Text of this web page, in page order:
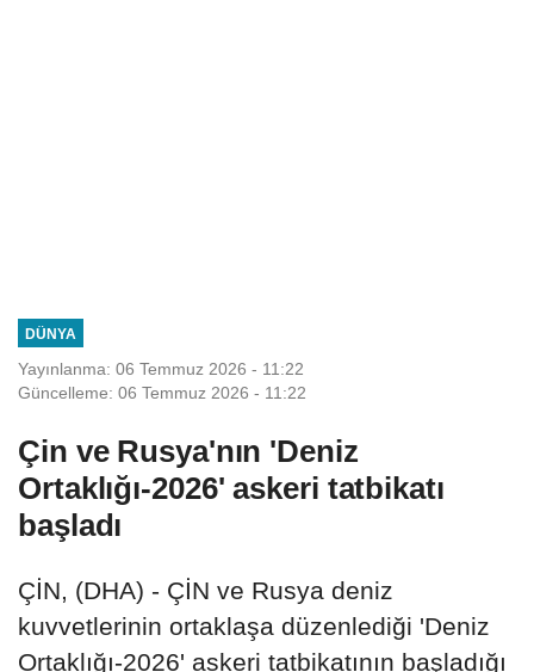
DÜNYA
Yayınlanma: 06 Temmuz 2026 - 11:22
Güncelleme: 06 Temmuz 2026 - 11:22
Çin ve Rusya'nın 'Deniz
Ortaklığı-2026' askeri tatbikatı
başladı
ÇİN, (DHA) - ÇİN ve Rusya deniz
kuvvetlerinin ortaklaşa düzenlediği 'Deniz
Ortaklığı-2026' askeri tatbikatının başladığı